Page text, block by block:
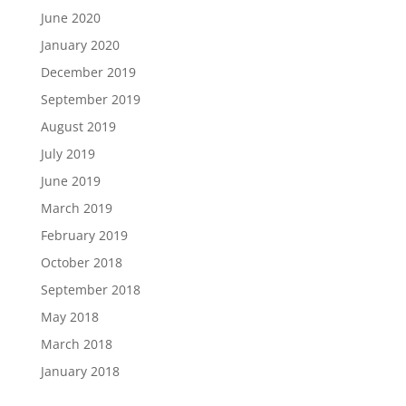
June 2020
January 2020
December 2019
September 2019
August 2019
July 2019
June 2019
March 2019
February 2019
October 2018
September 2018
May 2018
March 2018
January 2018